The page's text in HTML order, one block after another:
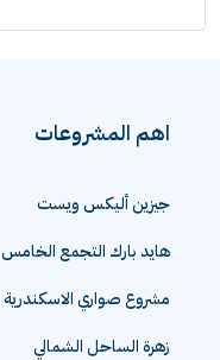
اهم المشروعات
جيزين أليكس ويست
هايد بارك التجمع الخامس
مشروع صواري الاسكندرية
زهرة الساحل الشمالي